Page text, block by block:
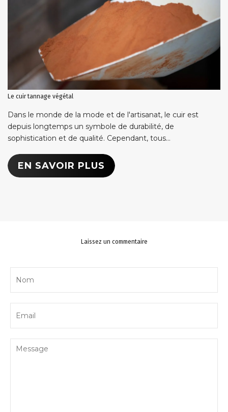
Le cuir tannage végétal
Dans le monde de la mode et de l'artisanat, le cuir est
depuis longtemps un symbole de durabilité, de
sophistication et de qualité. Cependant, tous...
EN SAVOIR PLUS
Laissez un commentaire